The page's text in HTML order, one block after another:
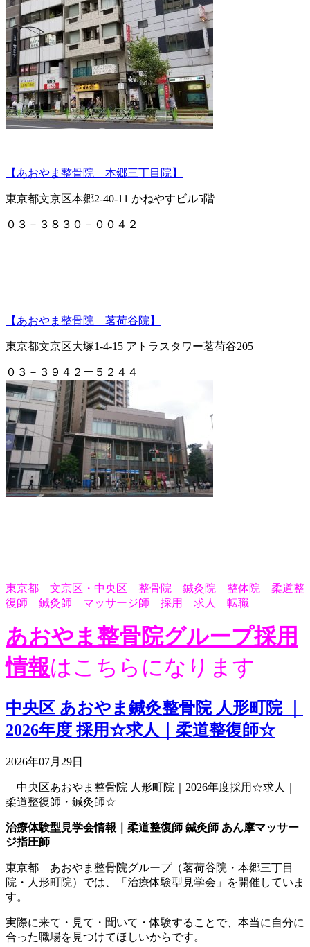
【あおやま整骨院 本郷三丁目院】
東京都文京区本郷2-40-11 かねやすビル5階
０３－３８３０－００４２
【あおやま整骨院 茗荷谷院】
東京都文京区大塚1-4-15 アトラスタワー茗荷谷205
０３－３９４２ー５２４４
東京都 文京区・中央区 整骨院 鍼灸院 整体院 柔道整
復師 鍼灸師 マッサージ師 採用 求人 転職
あおやま整骨院グループ採用
情報はこちらになります
中央区 あおやま鍼灸整骨院 人形町院 ｜
2026年度 採用☆求人｜柔道整復師☆
2026年07月29日
中央区あおやま整骨院 人形町院｜2026年度採用☆求人｜
柔道整復師・鍼灸師☆
治療体験型見学会情報｜柔道整復師 鍼灸師 あん摩マッサー
ジ指圧師
東京都 あおやま整骨院グループ（茗荷谷院・本郷三丁目
院・人形町院）では、「治療体験型見学会」を開催していま
す。
実際に来て・見て・聞いて・体験することで、本当に自分に
合った職場を見つけてほしいからです。